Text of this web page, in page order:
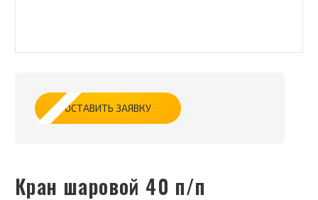
Кран шаровой 40 п/п
ОСТАВИТЬ ЗАЯВКУ